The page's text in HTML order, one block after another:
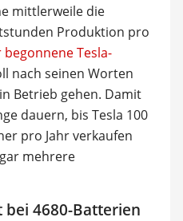
mittlerweile die
Produktion pro
Tesla-
nach seinen Worten
Betrieb gehen. Damit
dauern, bis Tesla 100
pro Jahr verkaufen
mehrere
4680-Batterien